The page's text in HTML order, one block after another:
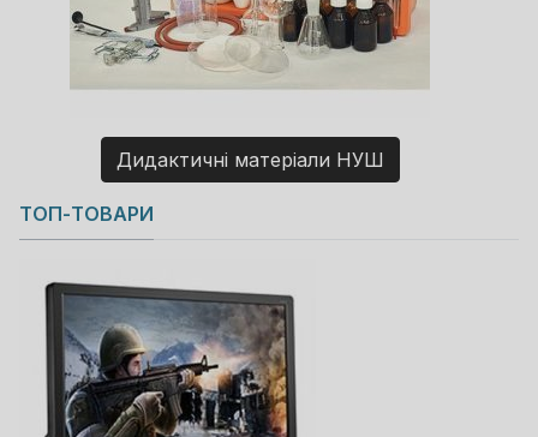
Дидактичні матеріали НУШ
Copyright MAXXmarketing GmbH
JoomShopping Download & Support
ТОП-ТОВАРИ